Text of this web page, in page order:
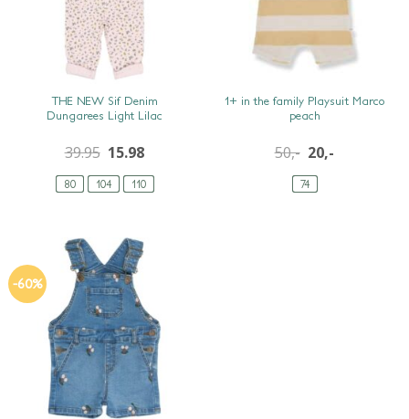
SNEL BEKIJKEN
80 104 110
THE NEW Sif Denim
Dungarees Light Lilac
39.95 15.98
SNEL BEKIJKEN
74
1+ in the family Playsuit Marco
peach
50,- 20,-
-60%